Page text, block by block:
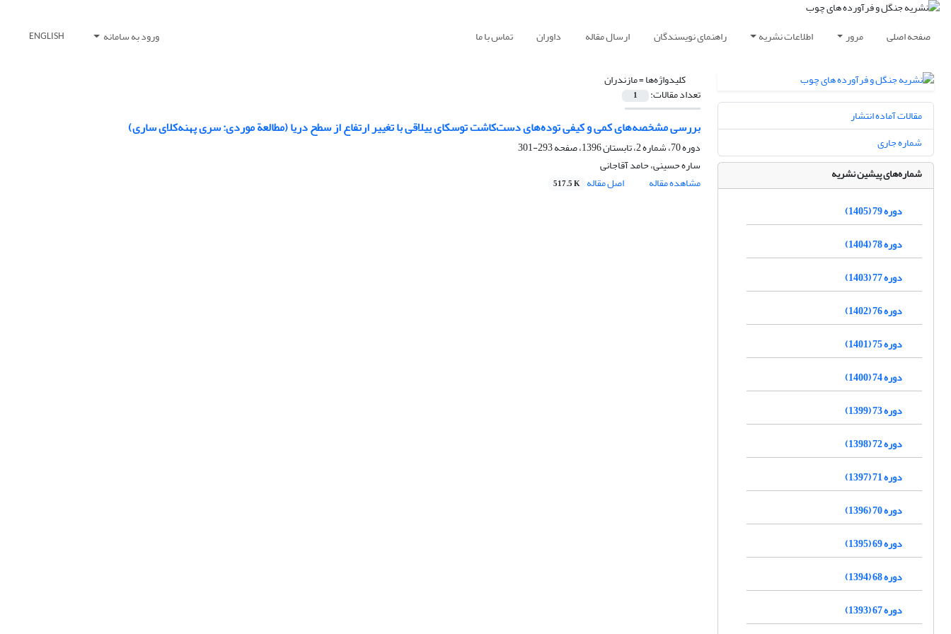
صفحه اصلی مرور اطلاعات نشریه راهنمای نویسندگان ارسال مقاله داوران تماس با ما ورود به سامانه ENGLISH
کلیدواژه‌ها =مازندران
تعداد مقالات: 1
بررسی مشخصه‌های کمی و کیفی توده‌های دست‌کاشت توسکای ییلاقی با تغییر ارتفاع از سطح دریا (مطالعة موردی: سری پهنه‌کلای ساری)
دوره 70، شماره 2، تابستان 1396، صفحه
293-301
ساره حسینی، حامد آقاجانی
مشاهده مقاله
اصل مقاله 517.5 K
مقالات آماده انتشار
شماره جاری
شماره‌های پیشین نشریه
دوره 79 (1405)
دوره 78 (1404)
دوره 77 (1403)
دوره 76 (1402)
دوره 75 (1401)
دوره 74 (1400)
دوره 73 (1399)
دوره 72 (1398)
دوره 71 (1397)
دوره 70 (1396)
دوره 69 (1395)
دوره 68 (1394)
دوره 67 (1393)